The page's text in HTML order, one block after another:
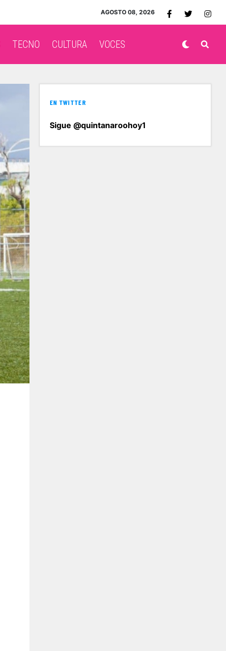
AGOSTO 08, 2026
TECNO CULTURA VOCES
EN TWITTER
Sigue @quintanaroohoy1